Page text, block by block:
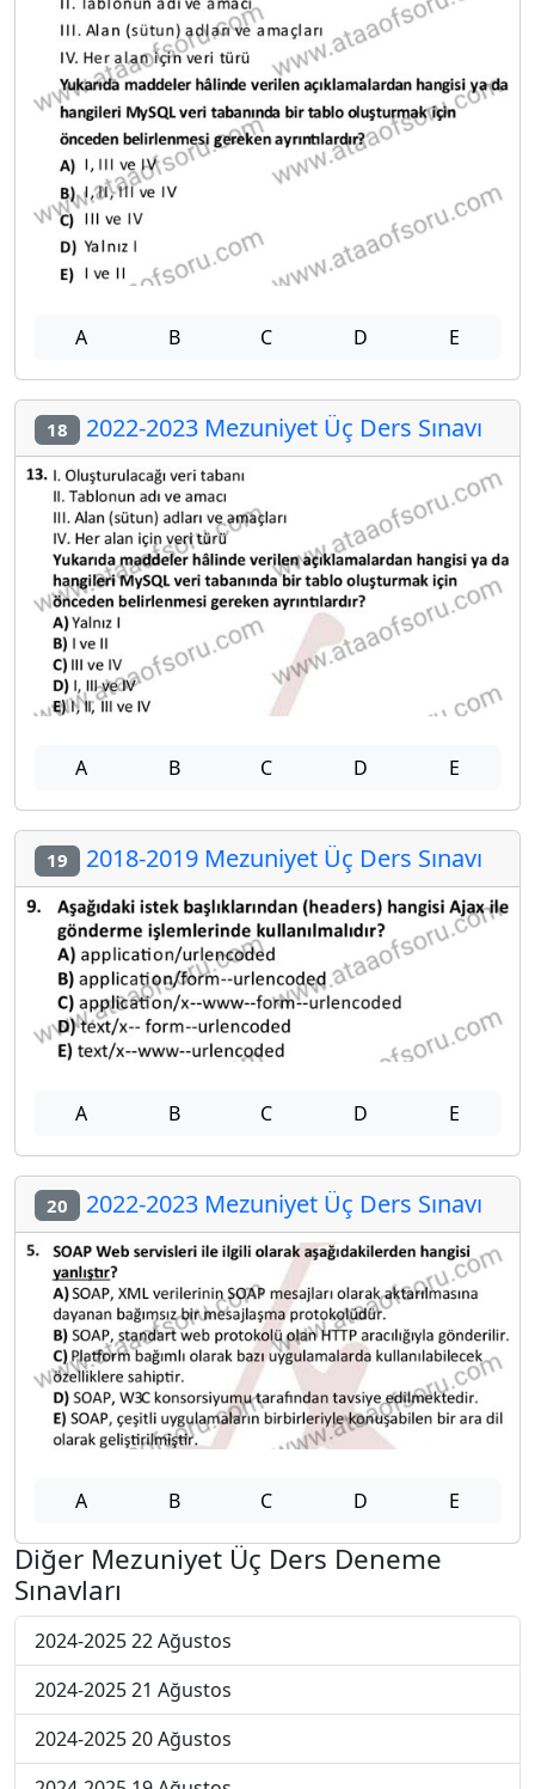
A B C D E
18 2022-2023 Mezuniyet Üç Ders Sınavı
A B C D E
19 2018-2019 Mezuniyet Üç Ders Sınavı
A B C D E
20 2022-2023 Mezuniyet Üç Ders Sınavı
A B C D E
Diğer Mezuniyet Üç Ders Deneme
Sınavları
2024-2025 22 Ağustos
2024-2025 21 Ağustos
2024-2025 20 Ağustos